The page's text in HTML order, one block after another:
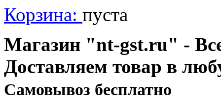
Корзина: пуста
Магазин "nt-gst.ru" -
Доставляем товар в
Cамовывоз бесплатно